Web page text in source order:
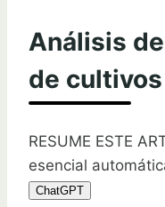
Análisis
de cultivos
RESUME ESTE
esencial
ChatGPT